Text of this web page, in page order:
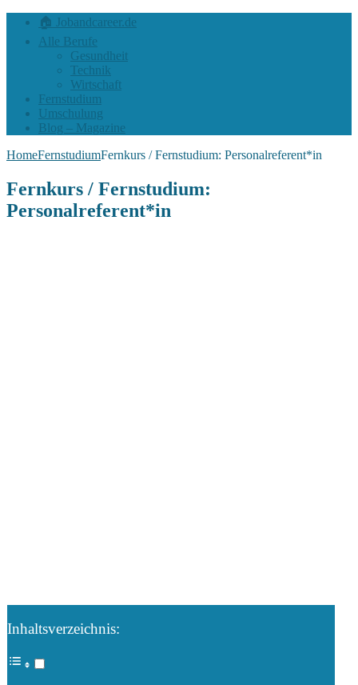
🏠 Jobandcareer.de
Alle Berufe
Gesundheit
Technik
Wirtschaft
Fernstudium
Umschulung
Blog – Magazine
HomeFernstudiumFernkurs / Fernstudium: Personalreferent*in
Fernkurs / Fernstudium:
Personalreferent*in
Inhaltsverzeichnis: